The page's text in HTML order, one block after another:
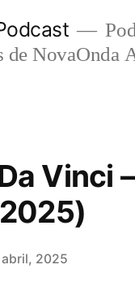
de NovaOnda
Vinci –
abril, 2025